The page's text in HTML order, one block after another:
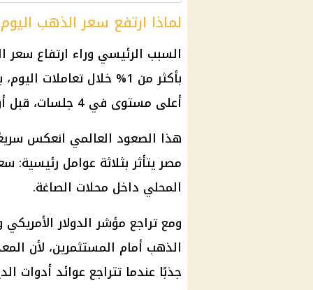
لماذا ارتفع سعر الذهب
السبب الرئيسي وراء ارتفاع سعر
أعلى مستوى في 4 جلسات، قبل أن تتحرك قرب 4555 دولارًا.
هذا الصعود العالمي انعكس
مصر يتأثر بثلاثة عوامل رئيسية:
المحلي داخل محلات الصاغة.
ومعتراجع مؤشر الدولارالأمريكي
الذهب أمام المستثمرين، لأن
جذبًا عندما تتراجع عوائد أدوات